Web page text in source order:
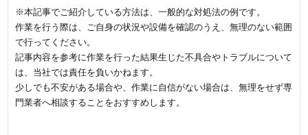
※本記事でご紹介している方法は、一般的な対処法の例です。
作業を行う際は、ご自身の状況や設備を確認のうえ、無理のない範囲
で行ってください。
記事内容を参考に作業を行った結果生じた不具合やトラブルについて
は、当社では責任を負いかねます。
少しでも不安がある場合や、作業に自信がない場合は、無理をせず専
門業者へ相談することをおすすめします。